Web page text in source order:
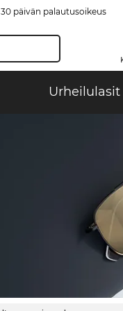
30 päivän palautusoikeus
Urheilulasit